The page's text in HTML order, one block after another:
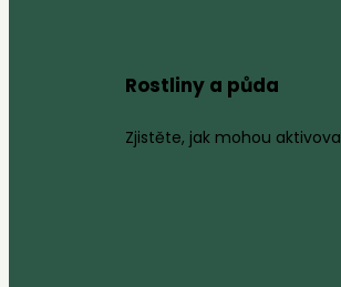
Rostliny a půda
Zjistěte, jak mohou